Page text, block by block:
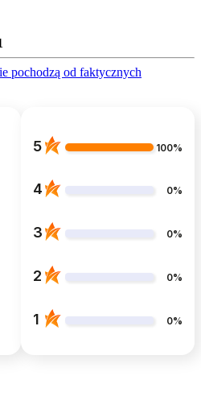
pochodzą od faktycznych
5 100%
4 0%
3 0%
2 0%
1 0%